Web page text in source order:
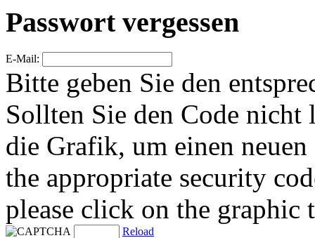
Passwort vergessen
E-Mail:
Bitte geben Sie den
Sollten Sie den Code
die Grafik, um einen neuen
the appropriate security
please click on the graphic
Reload